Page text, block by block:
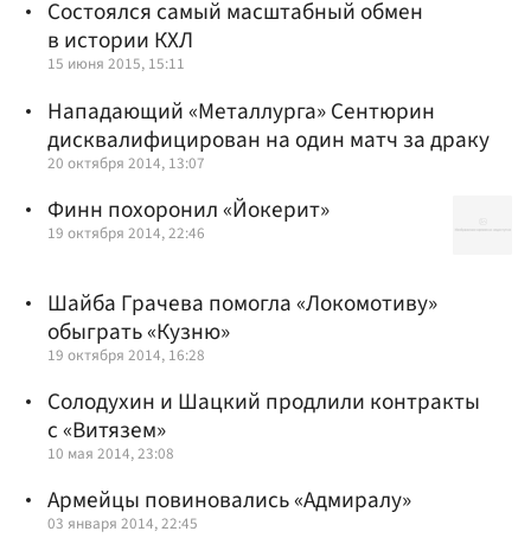
Состоялся самый масштабный обмен
в истории КХЛ
15 июня 2015, 15:11
Нападающий «Металлурга» Сентюрин
дисквалифицирован на один матч за драку
20 октября 2014, 13:07
Финн похоронил «Йокерит»
19 октября 2014, 22:46
Шайба Грачева помогла «Локомотиву»
обыграть «Кузню»
19 октября 2014, 16:28
Солодухин и Шацкий продлили контракты
с «Витязем»
10 мая 2014, 23:08
Армейцы повиновались «Адмиралу»
03 января 2014, 22:45